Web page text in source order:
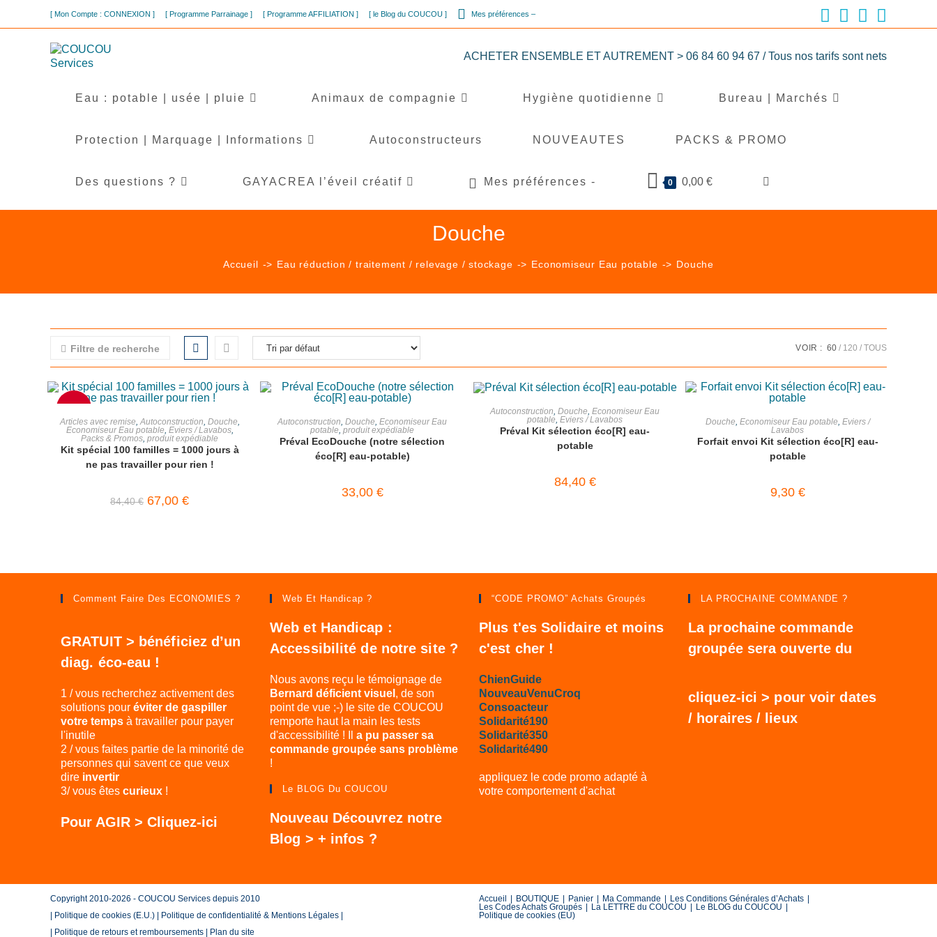
[ Mon Compte : CONNEXION ] [ Programme Parrainage ] [ Programme AFFILIATION ] [ le Blog du COUCOU ] Mes préférences –
ACHETER ENSEMBLE ET AUTREMENT > 06 84 60 94 67 / Tous nos tarifs sont nets
Eau : potable | usée | pluie Animaux de compagnie Hygiène quotidienne Bureau | Marchés
Protection | Marquage | Informations Autoconstructeurs NOUVEAUTES PACKS & PROMO
Des questions ? GAYACREA l’éveil créatif Mes préférences - 0 0,00 €
Douche
Accueil -> Eau réduction / traitement / relevage / stockage -> Economiseur Eau potable -> Douche
Filtre de recherche VOIR : 60 120 TOUS
AJOUTER AU PANIER
Articles avec remise,Autoconstruction, Douche,
Economiseur Eau potable, Eviers / Lavabos,
Packs & Promos, produit expédiable
Kit spécial 100 familles = 1000 jours à
ne pas travailler pour rien !
84,40€ 67,00 €
AJOUTER AU PANIER
Autoconstruction, Douche, Economiseur Eau
potable, produit expédiable
Préval EcoDouche (notre sélection
éco[R] eau-potable)
33,00 €
AJOUTER AU PANIER
Autoconstruction Douche Economiseur Eau
potable Eviers / Lavabos
Préval Kit sélection éco[R] eau-
potable
84,40 €
AJOUTER AU PANIER
Douche, Economiseur Eau potable, Eviers /
Lavabos
Forfait envoi Kit sélection éco[R] eau-
potable
9,30 €
Comment Faire Des ECONOMIES ?
GRATUIT > bénéficiez d’un
diag. éco-eau !
1 / vous recherchez activement des
solutions pour éviter de gaspiller
votre temps à travailler pour payer
l'inutile
2 / vous faites partie de la minorité de
personnes qui savent ce que veux
dire invertir
3/ vous êtes curieux !
Pour AGIR > Cliquez-ici
Web Et Handicap ?
Web et Handicap :
Accessibilité de notre site ?
Nous avons reçu le témoignage de
Bernard déficient visuel , de son
point de vue ;-) le site de COUCOU
remporte haut la main les tests
d'accessibilité ! Il a pu passer sa
commande groupée sans problème
!
Le BLOG Du COUCOU
Nouveau Découvrez notre
Blog > + infos ?
“CODE PROMO” Achats Groupés
Plus t'es Solidaire et moins
c'est cher !
ChienGuide
NouveauVenuCroq
Consoacteur
Solidarité190
Solidarité350
Solidarité490
appliquez le code promo adapté à
votre comportement d'achat
LA PROCHAINE COMMANDE ?
La prochaine commande
groupée sera ouverte du
cliquez-ici > pour voir dates
/ horaires / lieux
Accueil BOUTIQUE Panier Ma Commande
Les Conditions Générales d’Achats
Les Codes Achats Groupés
La LETTRE du COUCOU
Le BLOG du COUCOU
Politique de cookies (EU)
Copyright 2010-2026 - COUCOU Services depuis 2010
| Politique de cookies (E.U.) | Politique de confidentialité & Mentions Légales |
| Politique de retours et remboursements | Plan du site